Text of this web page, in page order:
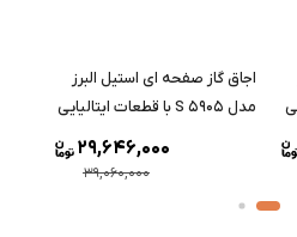
اجاق گاز صفحه ای استیل البرز
مدل S 5905 با قطعات ایتالیایی
39,060,000
29,646,000